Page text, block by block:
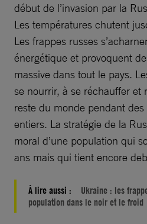
début de l’invasion par la
Les températures chutent
Les frappes russes
énergétique et provoquent
massive dans tout le pays.
se nourrir, à se réchauffer et
reste du monde pendant
entiers. La stratégie de la
moral d’une population qui
ans mais qui tient encore
À lire aussi :
Ukraine : les
population dans le noir et le froid